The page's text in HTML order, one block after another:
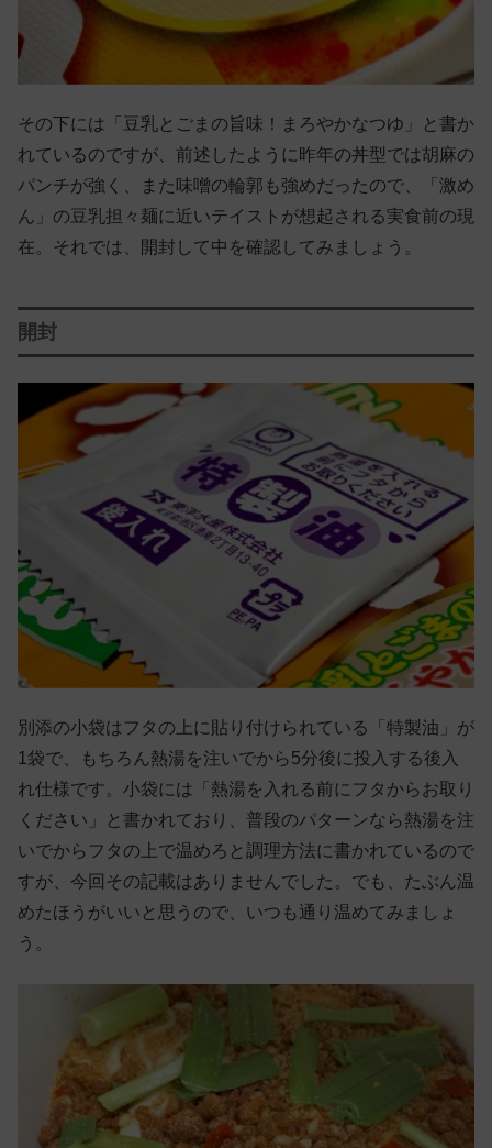
その下には「豆乳とごまの旨味！まろやかなつゆ」と書か
れているのですが、前述したように昨年の丼型では胡麻の
パンチが強く、また味噌の輪郭も強めだったので、「激め
ん」の豆乳担々麺に近いテイストが想起される実食前の現
在。それでは、開封して中を確認してみましょう。
開封
別添の小袋はフタの上に貼り付けられている「特製油」が
1袋で、もちろん熱湯を注いでから5分後に投入する後入
れ仕様です。小袋には「熱湯を入れる前にフタからお取り
ください」と書かれており、普段のパターンなら熱湯を注
いでからフタの上で温めろと調理方法に書かれているので
すが、今回その記載はありませんでした。でも、たぶん温
めたほうがいいと思うので、いつも通り温めてみましょ
う。